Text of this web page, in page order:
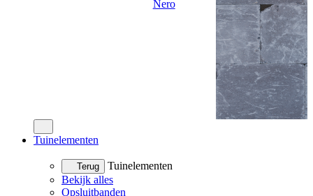
Nero
Tuinelementen
Terug
Tuinelementen
Bekijk alles
Opsluitbanden